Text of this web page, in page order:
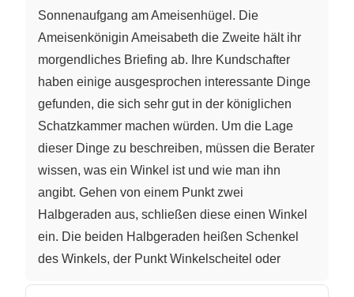
Sonnenaufgang am Ameisenhügel. Die
Ameisenkönigin Ameisabeth die Zweite hält ihr
morgendliches Briefing ab. Ihre Kundschafter
haben einige ausgesprochen interessante Dinge
gefunden, die sich sehr gut in der königlichen
Schatzkammer machen würden. Um die Lage
dieser Dinge zu beschreiben, müssen die Berater
wissen, was ein Winkel ist und wie man ihn
angibt. Gehen von einem Punkt zwei
Halbgeraden aus, schließen diese einen Winkel
ein. Die beiden Halbgeraden heißen Schenkel
des Winkels, der Punkt Winkelscheitel oder